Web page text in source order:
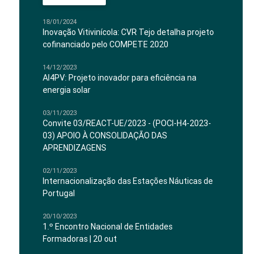
18/01/2024
Inovação Vitivinícola: CVR Tejo detalha projeto
cofinanciado pelo COMPETE 2020
14/12/2023
AI4PV: Projeto inovador para eficiência na
energia solar
03/11/2023
Convite 03/REACT-UE/2023 - (POCI-H4-2023-
03) APOIO À CONSOLIDAÇÃO DAS
APRENDIZAGENS
02/11/2023
Internacionalização das Estações Náuticas de
Portugal
20/10/2023
1.º Encontro Nacional de Entidades
Formadoras | 20 out